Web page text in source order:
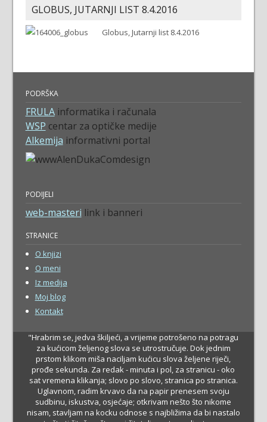
GLOBUS, JUTARNJI LIST 8.4.2016
Globus, Jutarnji list 8.4.2016
PODRŠKA
FRULAinformatika i računala
WSP centar za optičke medije
Alkemija informativni portal
PODIJELI
web-masteri link i banneri
STRANICE
O knjizi
O meni
Iz medija
Moj blog
Kontakt
"Hrabrim se, jedva škiljeći, a vrijeme potrošeno na potragu
za kućicom željenog slova se utrostručuje. Dok jednim
prstom klikom miša naciljam kućicu slova željene riječi,
prođe sekunda. Za redak - minuta i pol, za stranicu - oko
sat vremena klikanja; slovo po slovo, stranica po stranica.
Uglavnom, radim krvavo da na papir prenesem svoju
sudbinu, iskustva, osjećaje; otkrivam nešto što nikome
nisam, stavljam na kocku odnose s najbližima da bi nastalo